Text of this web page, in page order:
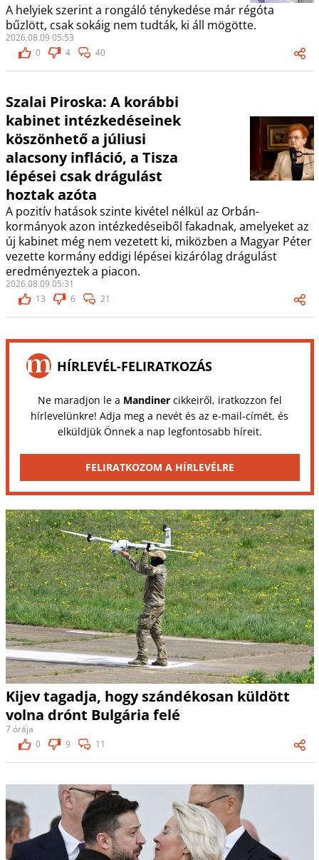
A helyiek szerint a rongáló ténykedése már régóta
bűzlött, csak sokáig nem tudták, ki áll mögötte.
2026.08.09 05:53
0
4 40
Szalai Piroska: A korábbi
kabinet intézkedéseinek
köszönhető a júliusi
alacsony infláció, a Tisza
lépései csak drágulást
hoztak azóta
A pozitív hatások szinte kivétel nélkül az Orbán-
kormányok azon intézkedéseiből fakadnak, amelyeket az
új kabinet még nem vezetett ki, miközben a Magyar Péter
vezette kormány eddigi lépései kizárólag drágulást
eredményeztek a piacon.
2026.08.09 05:31
13
6 21
HÍRLEVÉL-FELIRATKOZÁS
Ne maradjon le a Mandinercikkeiről, iratkozzon fel
hírlevelünkre! Adja meg a nevét és az e-mail-címét, és
elküldjük Önnek a nap legfontosabb híreit.
FELIRATKOZOM A HÍRLEVÉLRE
Kijev tagadja, hogy szándékosan küldött
volna drónt Bulgária felé
7 órája
0
9 11